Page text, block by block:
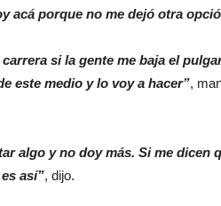
acá porque no me dejó otra
si la gente me baja el
este medio y lo voy a hacer”,
algo y no doy más. Si me dicen
así”, dijo.